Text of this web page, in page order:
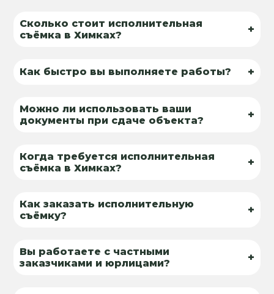
Сколько стоит исполнительная
съёмка в Химках?
+
Как быстро вы выполняете работы? +
Можно ли использовать ваши
документы при сдаче объекта?
+
Когда требуется исполнительная
съёмка в Химках?
+
Как заказать исполнительную
съёмку?
+
Вы работаете с частными
заказчиками и юрлицами?
+